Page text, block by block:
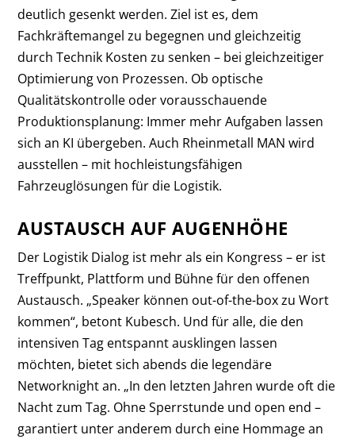
deutlich gesenkt werden. Ziel ist es, dem
Fachkräftemangel zu begegnen und gleichzeitig
durch Technik Kosten zu senken – bei gleichzeitiger
Optimierung von Prozessen. Ob optische
Qualitätskontrolle oder vorausschauende
Produktionsplanung: Immer mehr Aufgaben lassen
sich an KI übergeben. Auch Rheinmetall MAN wird
ausstellen – mit hochleistungsfähigen
Fahrzeuglösungen für die Logistik.
AUSTAUSCH AUF AUGENHÖHE
Der Logistik Dialog ist mehr als ein Kongress – er ist
Treffpunkt, Plattform und Bühne für den offenen
Austausch. „Speaker können out-of-the-box zu Wort
kommen“, betont Kubesch. Und für alle, die den
intensiven Tag entspannt ausklingen lassen
möchten, bietet sich abends die legendäre
Networknight an. „In den letzten Jahren wurde oft die
Nacht zum Tag. Ohne Sperrstunde und open end –
garantiert unter anderem durch eine Hommage an